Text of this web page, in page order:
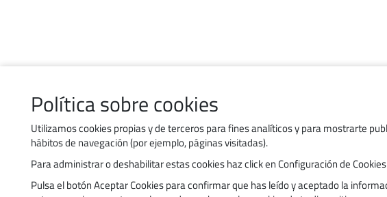
Política sobre cookies
Utilizamos cookies propias y de terceros para fines analíticos y para mostrarte
hábitos de navegación (por ejemplo, páginas visitadas).
Para administrar o deshabilitar estas cookies haz click en Configuración de
Pulsa el botón Aceptar Cookies para confirmar que has leído y aceptado la
Contacto
Política de uso de cookies
Política de privacidad
Accesibilidad
Transparencia
Trámites